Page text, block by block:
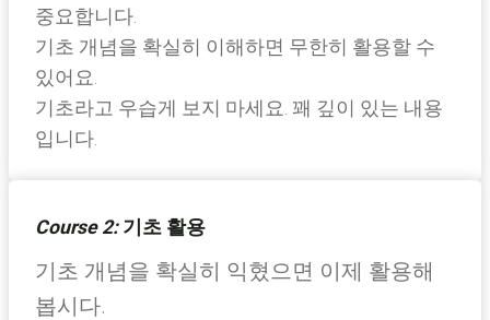
중요합니다.
기초 개념을 확실히 이해하면 무한히 활용할 수
있어요.
기초라고 우습게 보지 마세요. 꽤 깊이 있는 내용
입니다.
Course 2: 기초 활용
기초 개념을 확실히 익혔으면 이제 활용해
봅시다.